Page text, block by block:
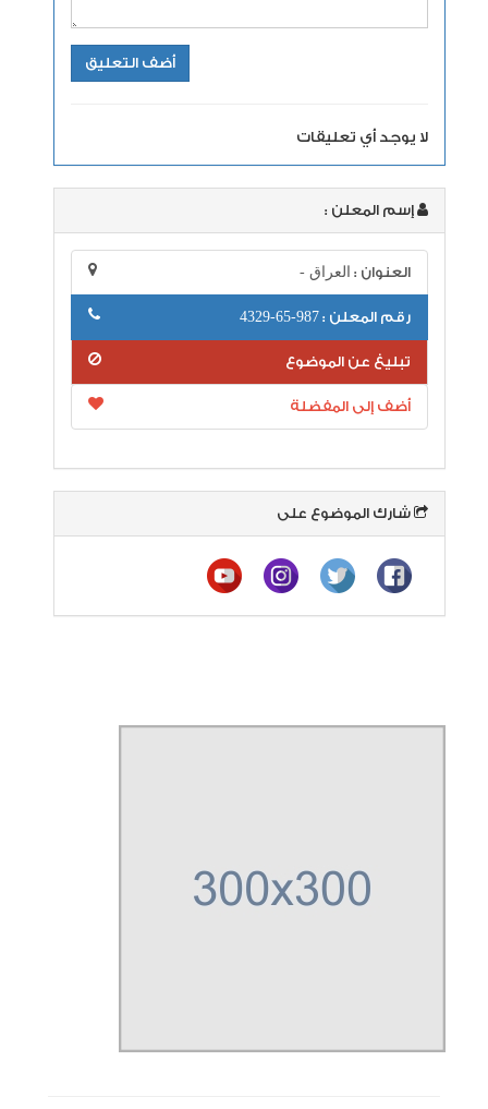
لا يوجد أي تعليقات
إسم المعلن :
العنوان :العراق -
رقم المعلن :987-65-4329
تبليغ عن الموضوع
أضف إلى المفضلة
شارك الموضوع على